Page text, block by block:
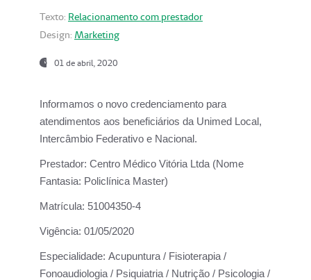
Texto: Relacionamento com prestador
Design: Marketing
01 de abril, 2020
Informamos o novo credenciamento para
atendimentos aos beneficiários da Unimed Local,
Intercâmbio Federativo e Nacional.
Prestador: Centro Médico Vitória Ltda (Nome
Fantasia: Policlínica Master)
Matrícula: 51004350-4
Vigência: 01/05/2020
Especialidade: Acupuntura / Fisioterapia /
Fonoaudiologia / Psiquiatria / Nutrição / Psicologia /